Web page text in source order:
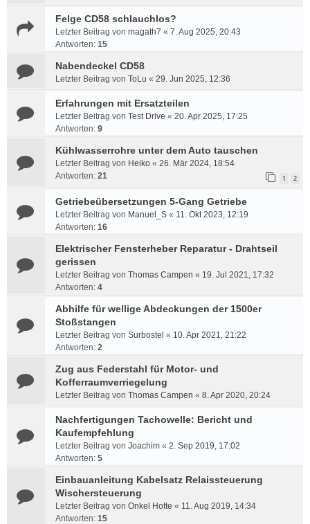
Felge CD58 schlauchlos?
Letzter Beitrag von magath7 « 7. Aug 2025, 20:43
Antworten: 15
Nabendeckel CD58
Letzter Beitrag von ToLu « 29. Jun 2025, 12:36
Erfahrungen mit Ersatzteilen
Letzter Beitrag von Test Drive « 20. Apr 2025, 17:25
Antworten: 9
Kühlwasserrohre unter dem Auto tauschen
Letzter Beitrag von Heiko « 26. Mär 2024, 18:54
Antworten: 21 1 2
Getriebeübersetzungen 5-Gang Getriebe
Letzter Beitrag von Manuel_S « 11. Okt 2023, 12:19
Antworten: 16
Elektrischer Fensterheber Reparatur - Drahtseil
gerissen
Letzter Beitrag von Thomas Campen « 19. Jul 2021, 17:32
Antworten: 4
Abhilfe für wellige Abdeckungen der 1500er
Stoßstangen
Letzter Beitrag von Surbostel « 10. Apr 2021, 21:22
Antworten: 2
Zug aus Federstahl für Motor- und
Kofferraumverriegelung
Letzter Beitrag von Thomas Campen « 8. Apr 2020, 20:24
Nachfertigungen Tachowelle: Bericht und
Kaufempfehlung
Letzter Beitrag von Joachim « 2. Sep 2019, 17:02
Antworten: 5
Einbauanleitung Kabelsatz Relaissteuerung
Wischersteuerung
Letzter Beitrag von Onkel Hotte « 11. Aug 2019, 14:34
Antworten: 15